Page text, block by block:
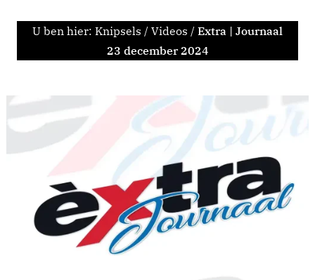
U ben hier: Knipsels / Videos / Extra | Journaal
23 december 2024